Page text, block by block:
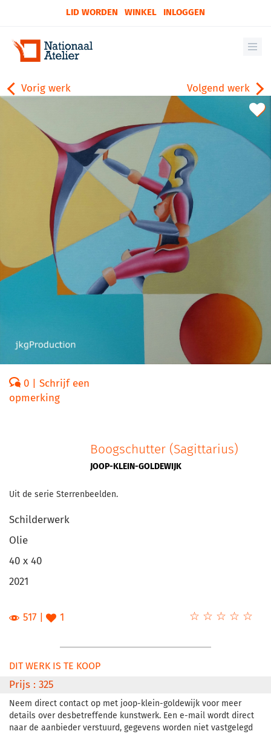
LID WORDEN WINKEL INLOGGEN
Volgend werk
Vorig werk
0 | Schrijf een
opmerking
Boogschutter (Sagittarius)
JOOP-KLEIN-GOLDEWIJK
Uit de serie Sterrenbeelden.
Schilderwerk
Olie
40 x 40
2021
☆ ☆ ☆ ☆ ☆
★ ★ ★ ★ ★
517 1
DIT WERK IS TE KOOP
Prijs : 325
Neem direct contact op met joop-klein-goldewijk voor meer
details over desbetreffende kunstwerk. Een e-mail wordt direct
naar de aanbieder verstuurd, gegevens worden niet vastgelegd